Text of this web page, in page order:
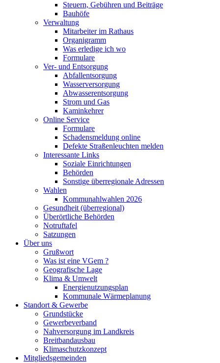
Steuern, Gebühren und Beiträge
Bauhöfe
Verwaltung
Mitarbeiter im Rathaus
Organigramm
Was erledige ich wo
Formulare
Ver- und Entsorgung
Abfallentsorgung
Wasserversorgung
Abwasserentsorgung
Strom und Gas
Kaminkehrer
Online Service
Formulare
Schadensmeldung online
Defekte Straßenleuchten melden
Interessante Links
Soziale Einrichtungen
Behörden
Sonstige überregionale Adressen
Wahlen
Kommunahlwahlen 2026
Gesundheit (überregional)
Überörtliche Behörden
Notruftafel
Satzungen
Über uns
Grußwort
Was ist eine VGem ?
Geografische Lage
Klima & Umwelt
Energienutzungsplan
Kommunale Wärmeplanung
Standort & Gewerbe
Grundstücke
Gewerbeverband
Nahversorgung im Landkreis
Breitbandausbau
Klimaschutzkonzept
Mitgliedsgemeinden